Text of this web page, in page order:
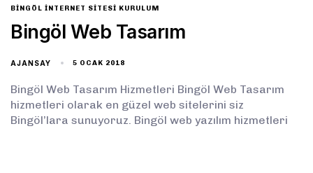
BINGÖL İNTERNET SITESI KURULUM
Bingöl Web Tasarım
AJANSAY 5 OCAK 2018
Bingöl Web Tasarım Hizmetleri Bingöl Web Tasarım
hizmetleri olarak en güzel web sitelerini siz
Bingöl’lara sunuyoruz. Bingöl web yazılım hizmetleri